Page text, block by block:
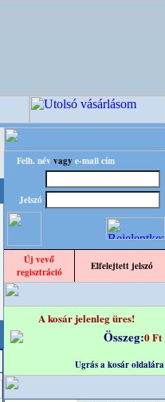
Felh. név vagy e-mail cím
Jelszó
Új vevő
regisztráció
Elfelejtett jelszó
A kosár jelenleg üres!
Összeg:0 Ft
Ugrás a kosár oldalára